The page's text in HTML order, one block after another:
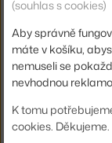
3 - 4 týdny,1 875 Kč
(souhlas s cookies)
Aby správně
máte v košíku,
nemuseli se
nevhodnou
K tomu
cookies. Děkujeme.